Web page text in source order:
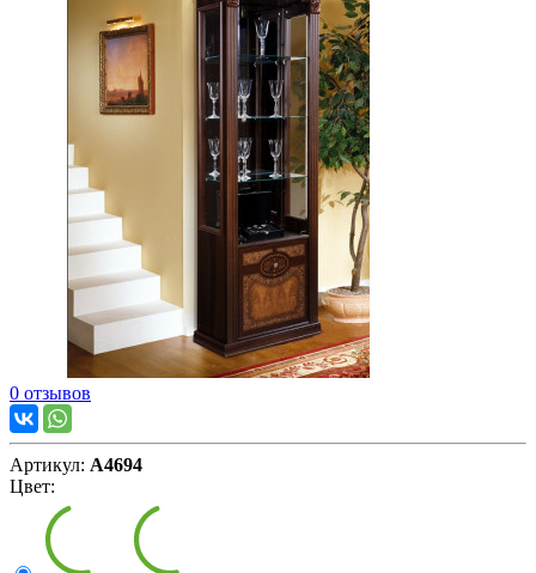
0 отзывов
Артикул: А4694
Цвет: